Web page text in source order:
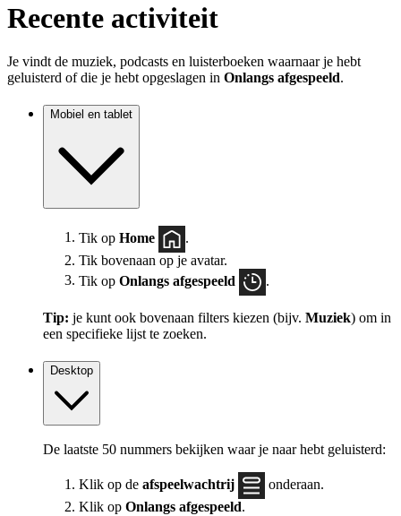
Recente activiteit
Je vindt de muziek, podcasts en luisterboeken waarnaar je hebt
geluisterd of die je hebt opgeslagen in Onlangs afgespeeld.
Mobiel en tablet
Tik op Home
.
Tik bovenaan op je avatar.
Tik op Onlangs afgespeeld .
Tip: je kunt ook bovenaan filters kiezen (bijv. Muziek) om in
een specifieke lijst te zoeken.
Desktop
De laatste 50 nummers bekijken waar je naar hebt geluisterd:
Klik op de afspeelwachtrij
onderaan.
Klik op Onlangs afgespeeld.